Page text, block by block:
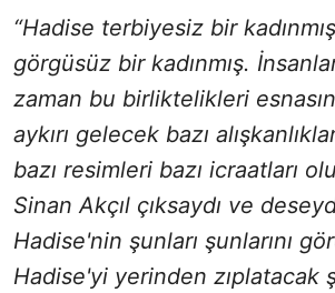
“Hadise terbiyesiz bir
görgüsüz bir kadınmış.
zaman bu birliktelikleri
aykırı gelecek bazı
bazı resimleri bazı icraatları
Sinan Akçıl çıksaydı ve
Hadise'nin şunları şunlarını
Hadise'yi yerinden zıplatacak